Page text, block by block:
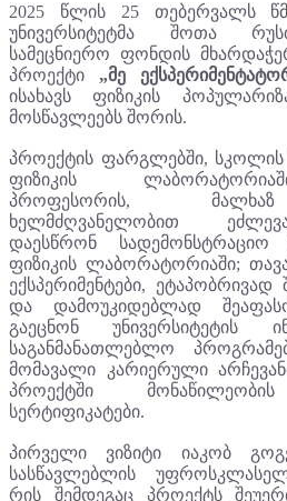
2025 წლის 25 თებერვალს
უნივერსიტეტმა შოთა
სამეცნიერო ფონდის
პროექტი „მე
ისახავს ფიზიკის
მოსწავლეებს შორის.
პროექტის ფარგლებში, სკოლის
ფიზიკის
პროფესორის, მალხაზ
ხელმძღვანელობით
დაესწრონ სადემონსტრაციო
ფიზიკის ლაბორატორიაში;
ექსპერიმენტები,
და დამოუკიდებლად
გაეცნონ უნივერსიტეტის
საგანმანათლებლო
მომავალი კარიერული
პროექტში
სერტიფიკატები.
პირველი ვიზიტი იაკობ
სასწავლებლის
რის შემდეგაც პროექტს